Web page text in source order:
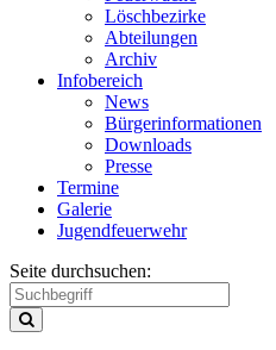
Löschbezirke
Abteilungen
Archiv
Infobereich
News
Bürgerinformationen
Downloads
Presse
Termine
Galerie
Jugendfeuerwehr
Seite durchsuchen: